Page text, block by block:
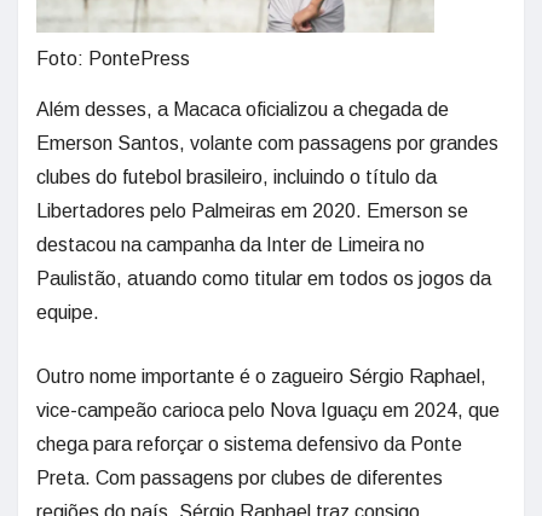
Foto: PontePress
Além desses, a Macaca oficializou a chegada de
Emerson Santos, volante com passagens por grandes
clubes do futebol brasileiro, incluindo o título da
Libertadores pelo Palmeiras em 2020. Emerson se
destacou na campanha da Inter de Limeira no
Paulistão, atuando como titular em todos os jogos da
equipe.
Outro nome importante é o zagueiro Sérgio Raphael,
vice-campeão carioca pelo Nova Iguaçu em 2024, que
chega para reforçar o sistema defensivo da Ponte
Preta. Com passagens por clubes de diferentes